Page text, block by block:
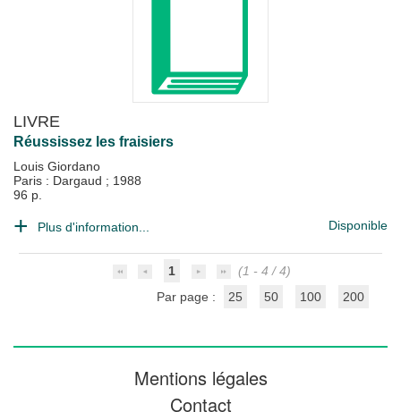
LIVRE
Réussissez les fraisiers
Louis Giordano
Paris : Dargaud ; 1988
96 p.
Plus d'information... Disponible
1
(1 - 4 / 4)
Par page :
25 50 100 200
Mentions légales
Contact